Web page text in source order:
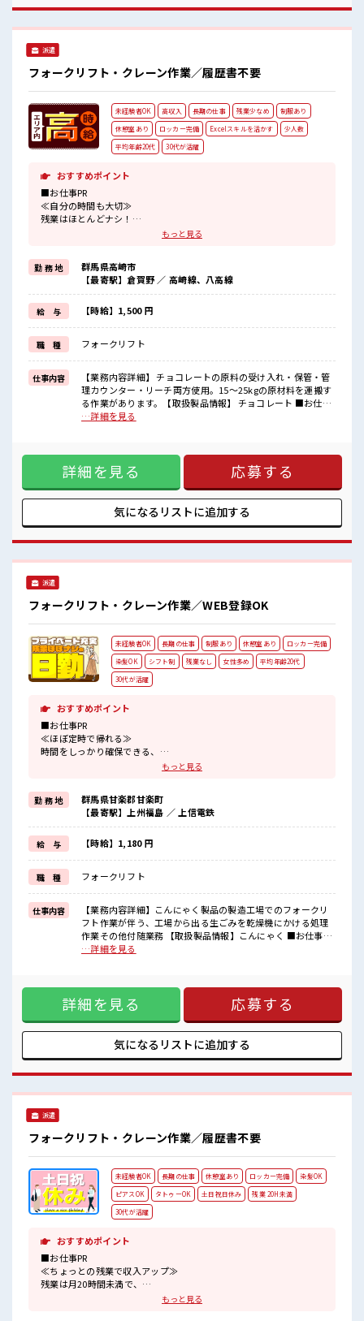
派遣
フォークリフト・クレーン作業／履歴書不要
未経験者OK 高収入 長期の仕事 残業少なめ
制服あり
休憩室あり
ロッカー完備 Excelスキルを活かす
少人数
平均年齢20代
30代が活躍
おすすめポイント
■お仕事PR
≪自分の時間も大切≫
残業はほとんどナシ！
場合によってはお願いすることもあります♪
制服があるので、
毎日の服装の悩み解消♪
≪未経験の方も大カンゲイ≫
新しいことにチャレンジするのは不安だけど、
しっかり働く環境が整っています！
イチからスキルUP・ステップUP目指していきましょう！
≪収入アップを目指せる≫
高時給だらけの派遣のお仕事です！
■職場の雰囲気
少人数ですぐに馴染むことができそう♪
アットホームな環境☆
≪20代の方が多数活躍中の職場≫
もっと見る
勤 務 地
群馬県高崎市
【最寄駅】倉賀野 ／ 高崎線、八高線
給 与 【時給】1,500 円
職 種 フォークリフト
仕事内容
【業務内容詳細】 チョコレートの原料の受け入れ・保管・管
理カウンター・リーチ両方使用。15～25kgの原材料を運搬す
る作業があります。【取扱製品情報】 チョコレート ■お仕事
PR ≪自分の時間も大切≫ 残業はほとんどナシ！ 場合によって
ゲイ≫ 新しいことにチャレンジするのは不安だけど、 しっか
り働く環境が整っています！ イチからスキルUP・ステップ
UP目指していきましょう！ ≪収入アップを目指せる≫ 高時給
だらけの派遣のお仕事です！ ■職場の雰囲気 少人数ですぐに
馴染むことができそう♪ アットホームな環境☆ ≪20代の方が
多数活躍中の職場≫ 休憩時間にゆっくりできるスペース完
…詳細を見る
詳細を見る 応募する
気になるリストに追加する
派遣
フォークリフト・クレーン作業／WEB登録OK
未経験者OK 長期の仕事 制服あり 休憩室あり
ロッカー完備
染髪OK
シフト制 残業なし 女性多め
平均年齢20代
30代が活躍
おすすめポイント
■お仕事PR
≪ほぼ定時で帰れる≫
時間をしっかり確保できる、
≪女性も仕事をしやすい職場≫
もちろん男性の応募も歓迎！
≪髪型自由≫
基本的に髪色自由で明るすぎたり奇抜でなければOKです！
(規定有)≪機能的な制服アリ≫
制服があるので、
毎日の服装の悩み解消♪
≪未経験の方も大カンゲイ≫
新しいことにチャレンジするのは不安だけど、
しっかり働く環境が整っています！
イチからスキルUP・ステップUP目指していきましょう！
■職場の雰囲気
髪型・髪色自由♪
派手過ぎなければOKだから、
モチベーションもUP！
もっと見る
勤 務 地
群馬県甘楽郡甘楽町
【最寄駅】上州福島 ／ 上信電鉄
給 与 【時給】1,180 円
職 種 フォークリフト
仕事内容
【業務内容詳細】こんにゃく製品の製造工場でのフォークリ
フト作業が伴う、工場から出る生ごみを乾燥機にかける処理
作業その他付随業務 【取扱製品情報】こんにゃく ■お仕事PR
≪ほぼ定時で帰れる≫ 時間をしっかり確保できる、 残業基本
歓迎！ ≪髪型自由≫ 基本的に髪色自由で明るすぎたり奇抜で
なければOKです！ (規定有)≪機能的な制服アリ≫ 制服がある
ので、 毎日の服装の悩み解消♪ ≪未経験の方も大カンゲイ≫
新しいことにチャレンジするのは不安だけど、 しっかり働く
環境が整っています！ イチからスキルUP・ステップUP目指
していきましょう！ ■職場の雰囲気 女性多めで休み時間は女
よ！ 髪型・髪色自由♪ 派手過ぎなければOKだから、 モチベ
ーションもUP！
…詳細を見る
詳細を見る 応募する
気になるリストに追加する
派遣
フォークリフト・クレーン作業／履歴書不要
未経験者OK 長期の仕事 休憩室あり ロッカー完備
染髪OK
ピアスOK
タトゥーOK 土日祝日休み
残業 20H未満
30代が活躍
おすすめポイント
■お仕事PR
≪ちょっとの残業で収入アップ≫
残業は月20時間未満で、
もっと見る